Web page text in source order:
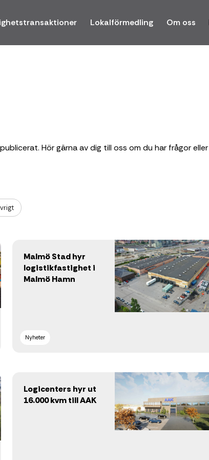
Lokalförmedling Om oss
Hör gärna av dig till oss om du har frågor eller
Malmö Stad hyr
logistikfastighet i
Malmö Hamn
Nyheter
Logicenters hyr ut
16.000 kvm till AAK